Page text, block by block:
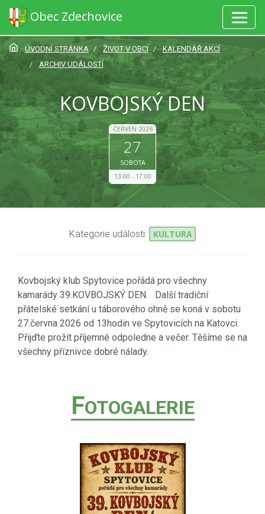
Obec Zdechovice
ÚVODNÍ STRÁNKA ŽIVOT V OBCI
KALENDÁŘ AKCÍ
ARCHIV UDÁLOSTÍ
KOVBOJSKÝ DEN
ČERVEN 2026
27
SOBOTA
13:00
17:00
Kategorie události: KULTURA
Kovbojský klub Spytovice pořádá pro všechny
kamarády 39.KOVBOJSKÝ DEN. Další tradiční
přátelské setkání u táborového ohně se koná v sobotu
27.června 2026 od 13hodin ve Spytovicích na Katovci.
Přijďte prožít příjemné odpoledne a večer. Těšíme se na
všechny příznivce dobré nálady.
FOTOGALERIE